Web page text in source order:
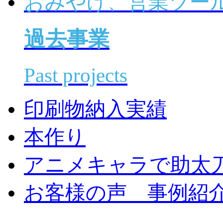
過去事業
Past projects
印刷物納入実績
本作り
アニメキャラで助太
お客様の声 事例紹